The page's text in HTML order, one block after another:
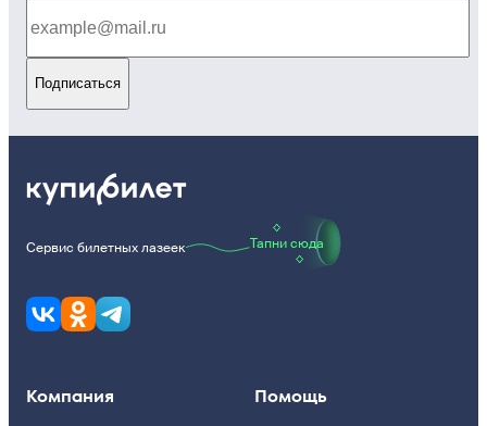
Подписаться
Сервис билетных лазеек Тапни сюда
Компания Помощь